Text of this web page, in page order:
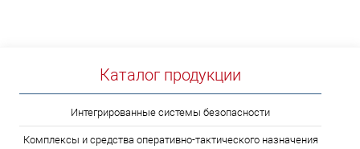
Каталог продукции
Интегрированные системы безопасности
Комплексы и средства оперативно-тактического назначения